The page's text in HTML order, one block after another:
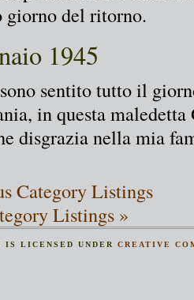
giorno del ritorno.
1945
sentito tutto il
in questa
disgrazia nella mia
Category Listings
Listings »
IS LICENSED UNDERCREATIVE